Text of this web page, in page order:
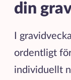
din
I
ordentligt
individuellt